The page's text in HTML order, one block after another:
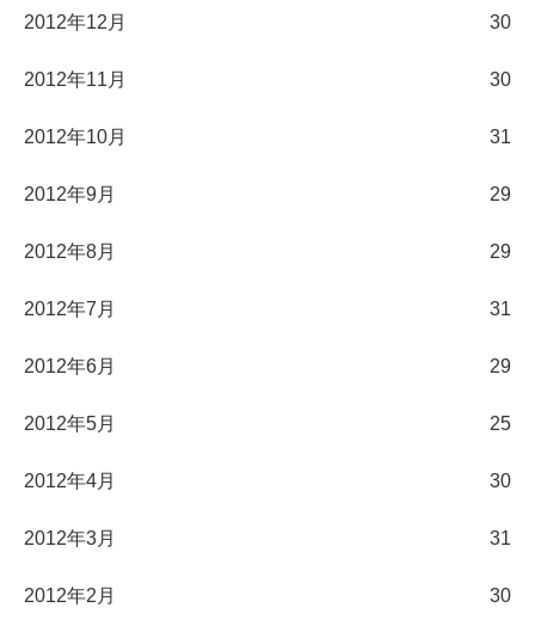
2012年12月 30
2012年11月 30
2012年10月 31
2012年9月 29
2012年8月 29
2012年7月 31
2012年6月 29
2012年5月 25
2012年4月 30
2012年3月 31
2012年2月 30